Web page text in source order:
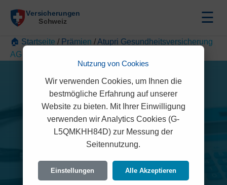
☰
🏠 Startseite / Prämien /Atupri Gesundheitsversicherung
AG
Atupri
Gesundheitsversicherung
Nutzung von Cookies
Wir verwenden Cookies, um Ihnen die
bestmögliche Erfahrung auf unserer
Website zu bieten. Mit Ihrer Einwilligung
verwenden wir Analytics Cookies (G-
L5QMKHH84D) zur Messung der
Seitennutzung.
Einstellungen Alle Akzeptieren